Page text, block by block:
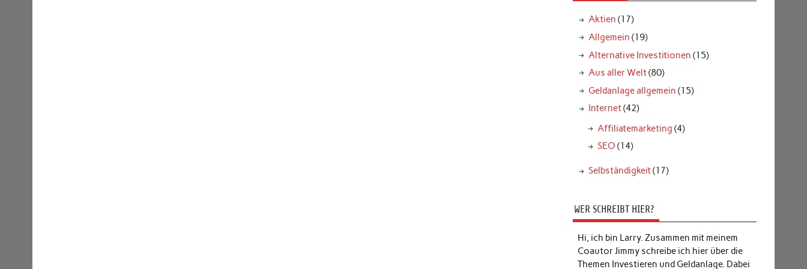
Aktien (17)
Allgemein (19)
Alternative Investitionen (15)
Aus aller Welt(80)
Geldanlage allgemein (15)
Internet(42)
Affiliatemarketing (4)
SEO (14)
Selbständigkeit(17)
WER SCHREIBT HIER?
Hi, ich bin Larry. Zusammen mit meinem
Coautor Jimmy schreibe ich hier über die
Themen Investieren und Geldanlage. Dabei